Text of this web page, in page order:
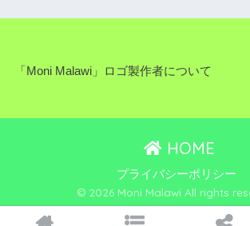
「Moni Malawi」ロゴ製作者について
HOME
プライバシーポリシー
© 2026 Moni Malawi All rights